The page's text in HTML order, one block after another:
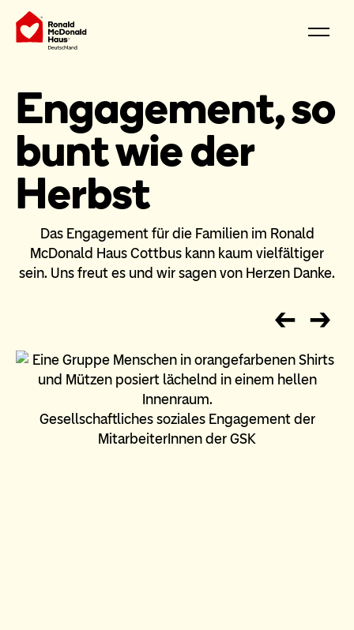
Engagement, so
bunt wie der
Herbst
Das Engagement für die Familien im Ronald
McDonald Haus Cottbus kann kaum vielfältiger
sein. Uns freut es und wir sagen von Herzen Danke.
Gesellschaftliches soziales Engagement der
MitarbeiterInnen der GSK